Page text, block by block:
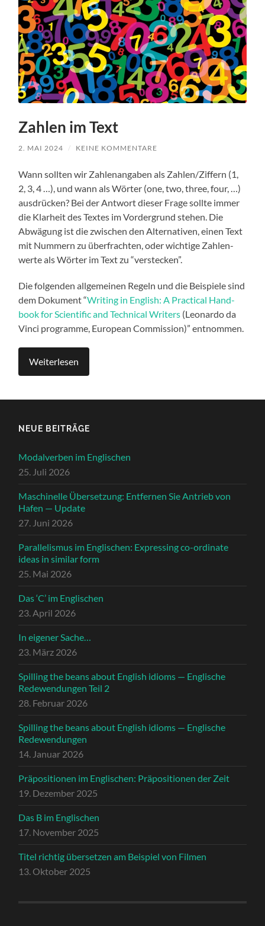
Zahlen im Text
2. MAI 2024 / KEINE KOMMENTARE
Wann soll­ten wir Zahle­nangaben als Zahlen/Ziffern (1,
2, 3, 4 …), und wann als Wörter (one, two, three, four, …)
aus­drück­en? Bei der Antwort dieser Frage sollte immer
die Klarheit des Textes im Vorder­grund ste­hen. Die
Abwä­gung ist die zwis­chen den Alter­na­tiv­en, einen Text
mit Num­mern zu über­fracht­en, oder wichtige Zahlen­
werte als Wörter im Text zu “ver­steck­en”.
Die fol­gen­den all­ge­meinen Regeln und die Beispiele sind
dem Doku­ment “Writ­ing in Eng­lish: A Prac­ti­cal Hand­
book for Sci­en­tif­ic and Tech­ni­cal Writ­ers (Leonar­do da
Vin­ci pro­gramme, Euro­pean Com­mis­sion)” ent­nom­men.
Weit­er­lesen
NEUE BEITRÄGE
Modalverben im Englischen
25. Juli 2026
Maschinelle Übersetzung: Entfernen Sie Antrieb von
Hafen — Update
27. Juni 2026
Parallelismus im Englischen: Expressing co-ordinate
ideas in similar form
25. Mai 2026
Das ‘C’ im Englischen
23. April 2026
In eigener Sache…
23. März 2026
Spilling the beans about English idioms — Englische
Redewendungen Teil 2
28. Februar 2026
Spilling the beans about English idioms — Englische
Redewendungen
14. Januar 2026
Präpositionen im Englischen: Präpositionen der Zeit
19. Dezember 2025
Das B im Englischen
17. November 2025
Titel richtig übersetzen am Beispiel von Filmen
13. Oktober 2025